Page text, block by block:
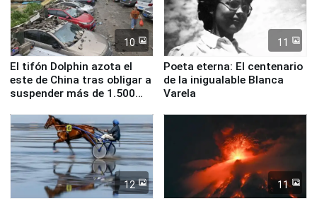
10
El tifón Dolphin azota el
este de China tras obligar a
suspender más de 1.500
11
Poeta eterna: El centenario
de la inigualable Blanca
Varela
12 11